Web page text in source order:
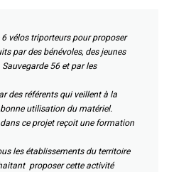
vélos triporteurs pour proposer
par des bénévoles, des jeunes
56 et par les
des référents qui veillent à la
utilisation du matériel.
ce projet reçoit une formation
les établissements du territoire
proposer cette activité